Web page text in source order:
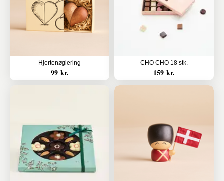
Hjertenøglering
99 kr.
CHO CHO 18 stk.
159 kr.